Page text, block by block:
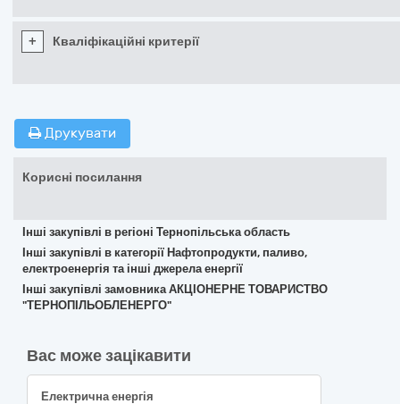
+ Кваліфікаційні критерії
Друкувати
Корисні посилання
Інші закупівлі в регіоні Тернопільська область
Інші закупівлі в категорії Нафтопродукти, паливо,
електроенергія та інші джерела енергії
Інші закупівлі замовника АКЦІОНЕРНЕ ТОВАРИСТВО
"ТЕРНОПІЛЬОБЛЕНЕРГО"
Вас може зацікавити
Електрична енергія